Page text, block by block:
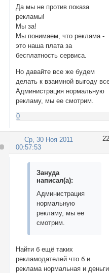
Да мы не против показа
рекламы!
Мы за!
Мы понимаем, что реклама -
это наша плата за
бесплатность сервиса.
Но давайте все же будем
делать к взаимной выгоду
Администрация нормальную
рекламу, мы ее смотрим.
0
22
Ср, 30 Ноя 2011
00:57:53
Зануда
написал(а):
Администрация
нормальную
рекламу, мы ее
смотрим.
Найти б ещё таких
рекламодателей что б и
реклама нормальная и деньги